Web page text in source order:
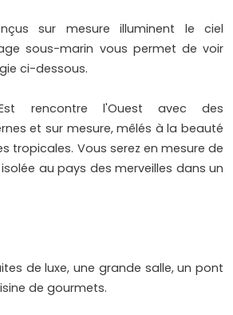
sur mesure illuminent le ciel
sous-marin vous permet de voir
ci-dessous.
rencontre l'Ouest avec des
et sur mesure, mêlés à la beauté
tropicales. Vous serez en mesure de
au pays des merveilles dans un
de luxe, une grande salle, un pont
de gourmets.